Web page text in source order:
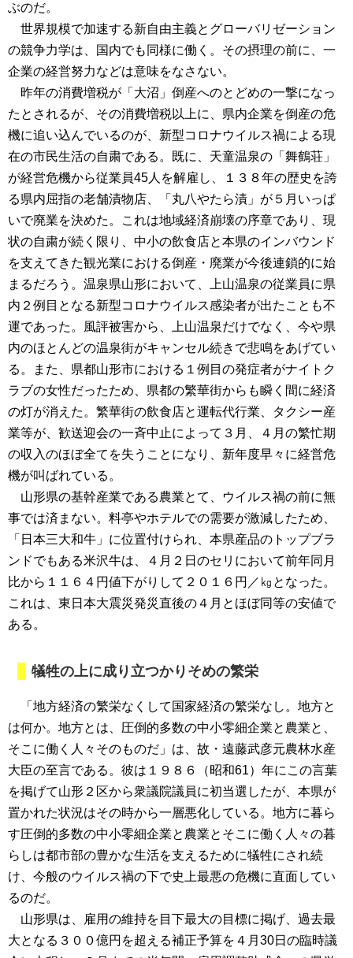
ぶのだ。
世界規模で加速する新自由主義とグローバリゼーション
の競争力学は、国内でも同様に働く。その摂理の前に、一
企業の経営努力などは意味をなさない。
昨年の消費増税が「大沼」倒産へのとどめの一撃になっ
たとされるが、その消費増税以上に、県内企業を倒産の危
機に追い込んでいるのが、新型コロナウイルス禍による現
在の市民生活の自粛である。既に、天童温泉の「舞鶴荘」
が経営危機から従業員45人を解雇し、１３８年の歴史を誇
る県内屈指の老舗漬物店、「丸八やたら漬」が５月いっぱ
いで廃業を決めた。これは地域経済崩壊の序章であり、現
状の自粛が続く限り、中小の飲食店と本県のインバウンド
を支えてきた観光業における倒産・廃業が今後連鎖的に始
まるだろう。温泉県山形において、上山温泉の従業員に県
内２例目となる新型コロナウイルス感染者が出たことも不
運であった。風評被害から、上山温泉だけでなく、今や県
内のほとんどの温泉街がキャンセル続きで悲鳴をあげてい
る。また、県都山形市における１例目の発症者がナイトク
ラブの女性だったため、県都の繁華街からも瞬く間に経済
の灯が消えた。繁華街の飲食店と運転代行業、タクシー産
業等が、歓送迎会の一斉中止によって３月、４月の繁忙期
の収入のほぼ全てを失うことになり、新年度早々に経営危
機が叫ばれている。
山形県の基幹産業である農業とて、ウイルス禍の前に無
事では済まない。料亭やホテルでの需要が激減したため、
「日本三大和牛」に位置付けられ、本県産品のトップブラ
ンドでもある米沢牛は、４月２日のセリにおいて前年同月
比から１１６４円値下がりして２０１６円／㎏となった。
これは、東日本大震災発災直後の４月とほぼ同等の安値で
ある。
犠牲の上に成り立つかりそめの繁栄
「地方経済の繁栄なくして国家経済の繁栄なし。地方と
は何か。地方とは、圧倒的多数の中小零細企業と農業と、
そこに働く人々そのものだ」は、故・遠藤武彦元農林水産
大臣の至言である。彼は１９８６（昭和61）年にこの言葉
を掲げて山形２区から衆議院議員に初当選したが、本県が
置かれた状況はその時から一層悪化している。地方に暮ら
す圧倒的多数の中小零細企業と農業とそこに働く人々の暮
らしは都市部の豊かな生活を支えるために犠牲にされ続
け、今般のウイルス禍の下で史上最悪の危機に直面してい
るのだ。
山形県は、雇用の維持を目下最大の目標に掲げ、過去最
大となる３００億円を超える補正予算を４月30日の臨時議